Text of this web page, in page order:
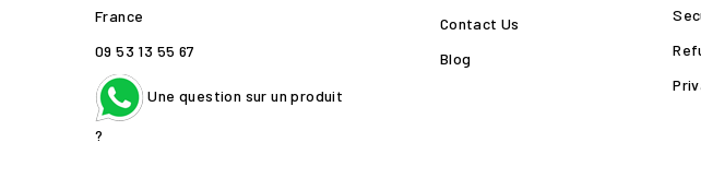
France
09 53 13 55 67
Une question sur un produit
?
Contact Us
Blog